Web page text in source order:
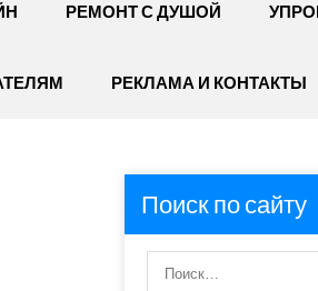
РЕМОНТ С ДУШОЙ
РЕКЛАМА И КОНТАКТЫ
Поиск по сайту